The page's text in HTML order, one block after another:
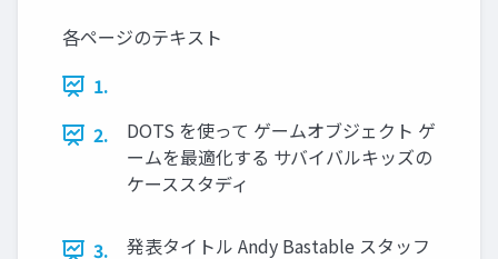
各ページのテキスト
1.
2.
DOTS を使って ゲームオブジェクト ゲ
ームを最適化する サバイバルキッズの
ケーススタディ
3.
発表タイトル Andy Bastable スタッフ